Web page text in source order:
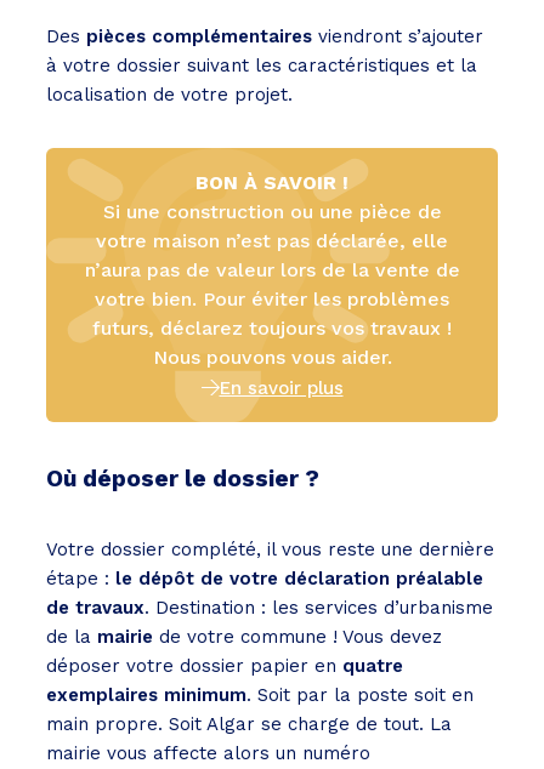
Des pièces complémentaires viendront s’ajouter
à votre dossier suivant les caractéristiques et la
localisation de votre projet.
BON À SAVOIR !
Si une construction ou une pièce de
votre maison n’est pas déclarée, elle
n’aura pas de valeur lors de la vente de
votre bien. Pour éviter les problèmes
futurs, déclarez toujours vos travaux !
Nous pouvons vous aider.
En savoir plus
Où déposer le dossier ?
Votre dossier complété, il vous reste une dernière
étape : le dépôt de votre déclaration préalable
de travaux. Destination : les services d’urbanisme
de la mairie de votre commune ! Vous devez
déposer votre dossier papier en quatre
exemplaires minimum. Soit par la poste soit en
main propre. Soit Algar se charge de tout. La
mairie vous affecte alors un numéro